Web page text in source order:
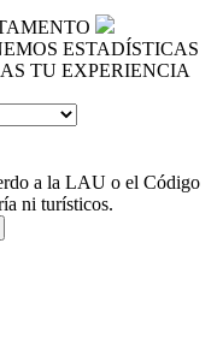
ESTADÍSTICAS
TU EXPERIENCIA
a la LAU o el Código
ni turísticos.